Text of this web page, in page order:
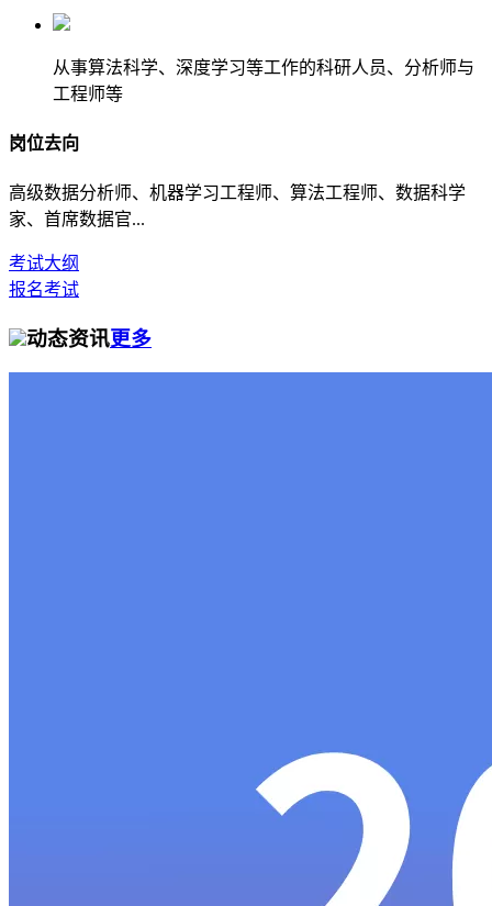
从事算法科学、深度学习等工作的科研人员、分析师与
工程师等
岗位去向
高级数据分析师、机器学习工程师、算法工程师、数据科学
家、首席数据官...
考试大纲
报名考试
动态资讯更多